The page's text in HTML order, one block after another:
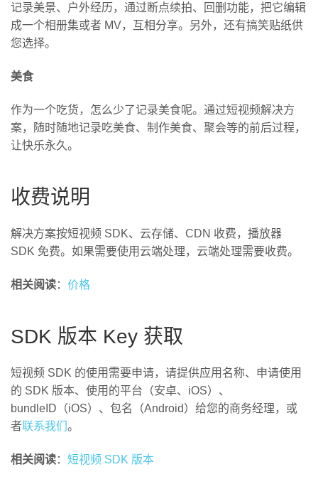
记录美景、户外经历，通过断点续拍、回删功能，把它编辑
成一个相册集或者 MV，互相分享。另外，还有搞笑贴纸供
您选择。
美食
作为一个吃货，怎么少了记录美食呢。通过短视频解决方
案，随时随地记录吃美食、制作美食、聚会等的前后过程，
让快乐永久。
收费说明
解决方案按短视频 SDK、云存储、CDN 收费，播放器
SDK 免费。如果需要使用云端处理，云端处理需要收费。
相关阅读： 价格
SDK 版本 Key 获取
短视频 SDK 的使用需要申请，请提供应用名称、申请使用
的 SDK 版本、使用的平台（安卓、iOS）、
bundleID（iOS）、包名（Android）给您的商务经理，或
者联系我们 。
相关阅读： 短视频 SDK 版本